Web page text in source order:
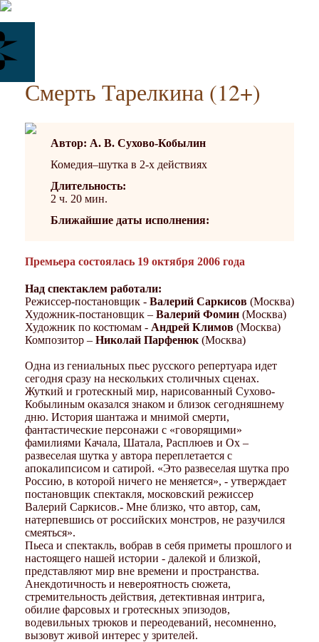
Смерть Тарелкина (12+)
Автор: А. В. Сухово-Кобылин
Комедия–шутка в 2-х действиях
Длительность:
2 ч. 20 мин.
Ближайшие даты исполнения:
Премьера состоялась 19 октября 2006 года
Над спектаклем работали:
Режиссер-постановщик - Валерий Саркисов (Москва)
Художник-постановщик – Валерий Фомин (Москва)
Художник по костюмам - Андрей Климов (Москва)
Композитор – Николай Парфенюк (Москва)
Одна из гениальных пьес русского репертуара идет
сегодня сразу на нескольких столичных сценах.
Жуткий и гротескный мир, нарисованный Сухово-
Кобылиным оказался знаком и близок сегодняшнему
дню. История шантажа и мнимой смерти,
фантастические персонажи с «говорящими»
фамилиями Качала, Шатала, Расплюев и Ох –
развеселая шутка у автора переплетается с
апокалипсисом и сатирой. «Это развеселая шутка про
Россию, в которой ничего не меняется», - утверждает
постановщик спектакля, московский режиссер
Валерий Саркисов.- Мне близко, что автор, сам,
натерпевшись от российских монстров, не разучился
смеяться».
Пьеса и спектакль, вобрав в себя приметы прошлого и
настоящего нашей истории - далекой и близкой,
представляют мир вне времени и пространства.
Анекдотичность и невероятность сюжета,
стремительность действия, детективная интрига,
обилие фарсовых и гротескных эпизодов,
водевильных трюков и переодеваний, несомненно,
вызовут живой интерес у зрителей.